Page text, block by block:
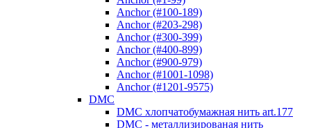
Anchor (#100-189)
Anchor (#203-298)
Anchor (#300-399)
Anchor (#400-899)
Anchor (#900-979)
Anchor (#1001-1098)
Anchor (#1201-9575)
DMC
DMC хлопчатобумажная нить art.177
DMC - металлизированая нить